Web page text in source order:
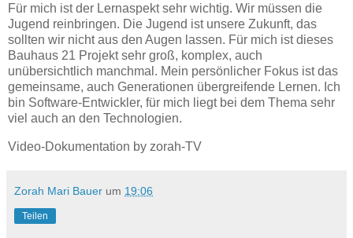
Für mich ist der Lernaspekt sehr wichtig. Wir müssen die
Jugend reinbringen. Die Jugend ist unsere Zukunft, das
sollten wir nicht aus den Augen lassen. Für mich ist dieses
Bauhaus 21 Projekt sehr groß, komplex, auch
unübersichtlich manchmal. Mein persönlicher Fokus ist das
gemeinsame, auch Generationen übergreifende Lernen. Ich
bin Software-Entwickler, für mich liegt bei dem Thema sehr
viel auch an den Technologien.
Video-Dokumentation by zorah-TV
Zorah Mari Bauer um 19:06
Teilen